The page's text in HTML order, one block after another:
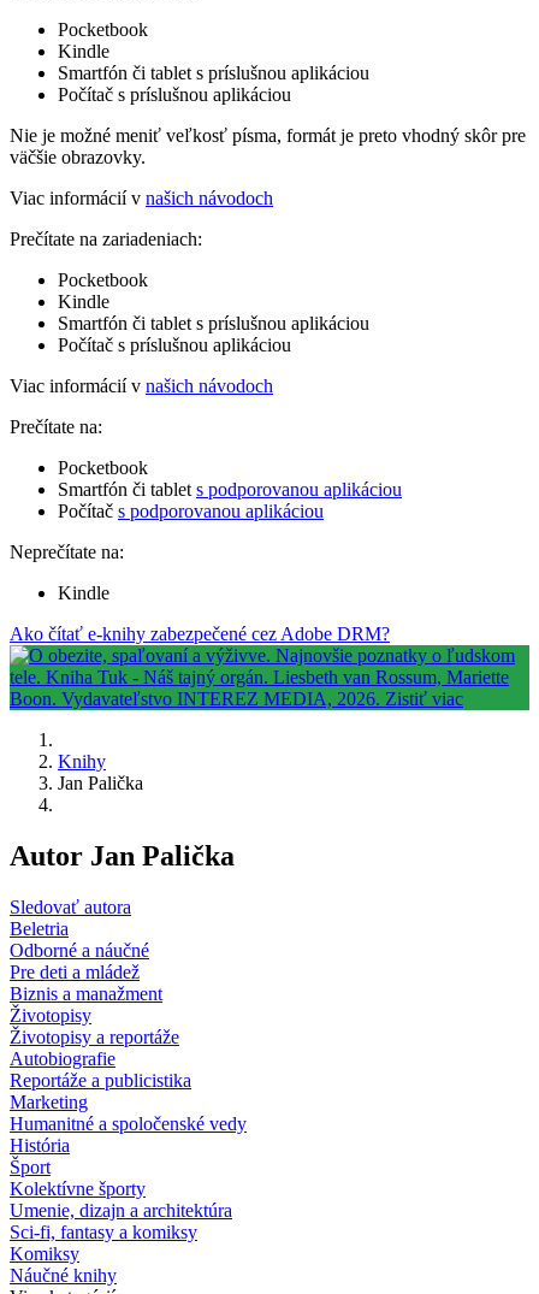
Pocketbook
Kindle
Smartfón či tablet s príslušnou aplikáciou
Počítač s príslušnou aplikáciou
Nie je možné meniť veľkosť písma, formát je preto vhodný skôr pre
väčšie obrazovky.
Viac informácií v našich návodoch
Prečítate na zariadeniach:
Pocketbook
Kindle
Smartfón či tablet s príslušnou aplikáciou
Počítač s príslušnou aplikáciou
Viac informácií v našich návodoch
Prečítate na:
Pocketbook
Smartfón či tablet s podporovanou aplikáciou
Počítač s podporovanou aplikáciou
Neprečítate na:
Kindle
Ako čítať e-knihy zabezpečené cez Adobe DRM?
Knihy
Jan Palička
Autor Jan Palička
Sledovať autora
Beletria
Odborné a náučné
Pre deti a mládež
Biznis a manažment
Životopisy
Životopisy a reportáže
Autobiografie
Reportáže a publicistika
Marketing
Humanitné a spoločenské vedy
História
Šport
Kolektívne športy
Umenie, dizajn a architektúra
Sci-fi, fantasy a komiksy
Komiksy
Náučné knihy